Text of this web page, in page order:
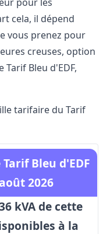
cela, il dépend
vous prenez pour
creuses, option
Bleu d'EDF,
tarifaire du Tarif
Bleu d'EDF
2026
kVA de cette
à la